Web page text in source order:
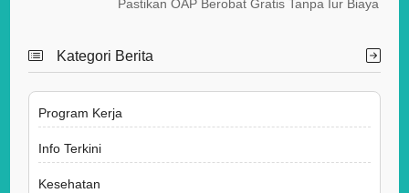
Pastikan OAP Berobat Gratis Tanpa Iur Biaya
Kategori Berita
Program Kerja
Info Terkini
Kesehatan